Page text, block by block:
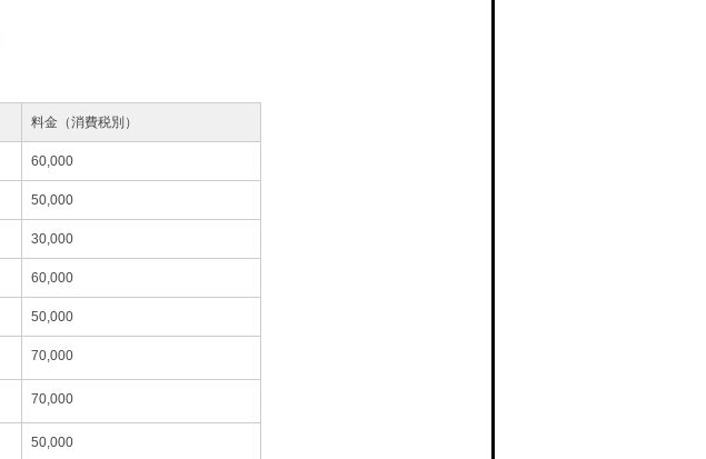
料金（消費税別）
60,000
50,000
30,000
60,000
50,000
70,000
70,000
50,000